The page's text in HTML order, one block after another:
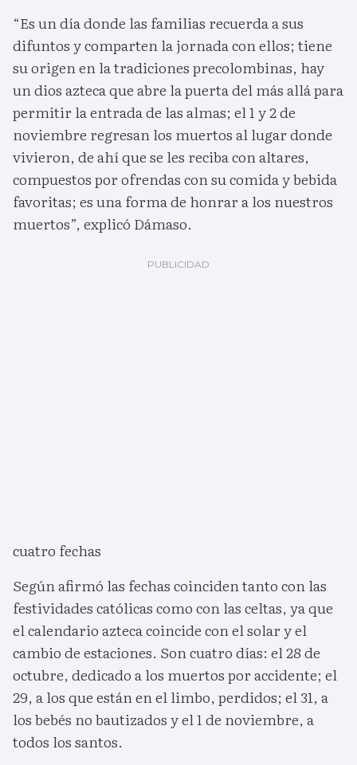
“Es un día donde las familias recuerda a sus
difuntos y comparten la jornada con ellos; tiene
su origen en la tradiciones precolombinas, hay
un dios azteca que abre la puerta del más allá para
permitir la entrada de las almas; el 1 y 2 de
noviembre regresan los muertos al lugar donde
vivieron, de ahí que se les reciba con altares,
compuestos por ofrendas con su comida y bebida
favoritas; es una forma de honrar a los nuestros
muertos”, explicó Dámaso.
cuatro fechas
Según afirmó las fechas coinciden tanto con las
festividades católicas como con las celtas, ya que
el calendario azteca coincide con el solar y el
cambio de estaciones. Son cuatro días: el 28 de
octubre, dedicado a los muertos por accidente; el
29, a los que están en el limbo, perdidos; el 31, a
los bebés no bautizados y el 1 de noviembre, a
todos los santos.